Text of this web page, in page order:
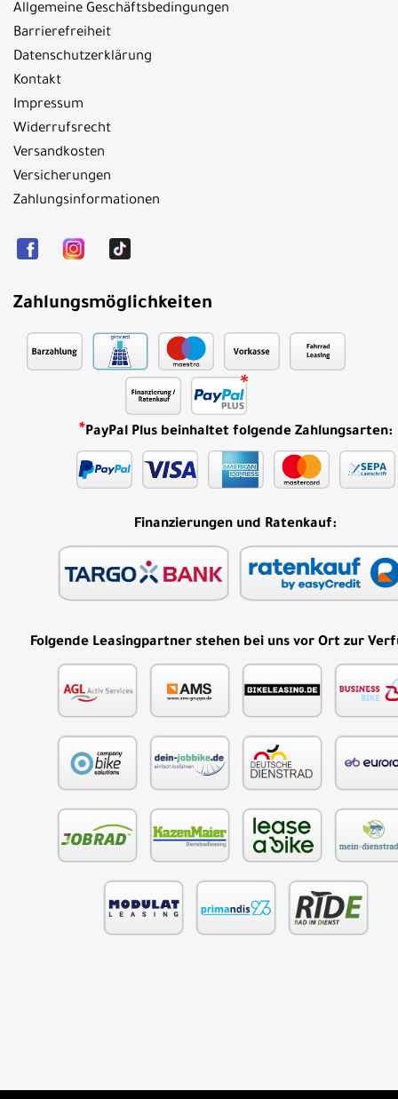
Allgemeine Geschäftsbedingungen
Barrierefreiheit
Datenschutzerklärung
Kontakt
Impressum
Widerrufsrecht
Versandkosten
Versicherungen
Zahlungsinformationen
Zahlungsmöglichkeiten
*PayPal Plus beinhaltet folgende Zahlungsarten:
Finanzierungen und Ratenkauf:
Folgende Leasingpartner stehen bei uns vor Ort zur